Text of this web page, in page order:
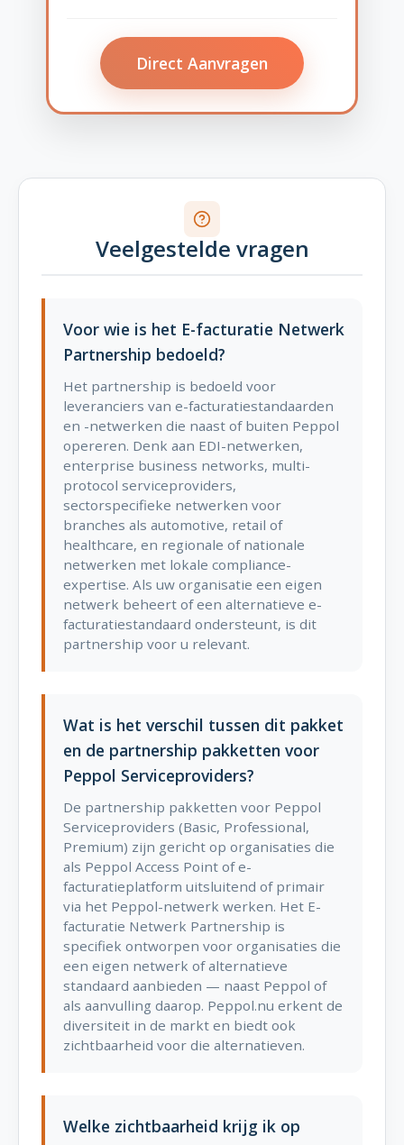
Direct Aanvragen
Veelgestelde vragen
Voor wie is het E-facturatie Netwerk
Partnership bedoeld?
Het partnership is bedoeld voor
leveranciers van e-facturatiestandaarden
en -netwerken die naast of buiten Peppol
opereren. Denk aan EDI-netwerken,
enterprise business networks, multi-
protocol serviceproviders,
sectorspecifieke netwerken voor
branches als automotive, retail of
healthcare, en regionale of nationale
netwerken met lokale compliance-
expertise. Als uw organisatie een eigen
netwerk beheert of een alternatieve e-
facturatiestandaard ondersteunt, is dit
partnership voor u relevant.
Wat is het verschil tussen dit pakket
en de partnership pakketten voor
Peppol Serviceproviders?
De partnership pakketten voor Peppol
Serviceproviders (Basic, Professional,
Premium) zijn gericht op organisaties die
als Peppol Access Point of e-
facturatieplatform uitsluitend of primair
via het Peppol-netwerk werken. Het E-
facturatie Netwerk Partnership is
specifiek ontworpen voor organisaties die
een eigen netwerk of alternatieve
standaard aanbieden — naast Peppol of
als aanvulling daarop. Peppol.nu erkent de
diversiteit in de markt en biedt ook
zichtbaarheid voor die alternatieven.
Welke zichtbaarheid krijg ik op